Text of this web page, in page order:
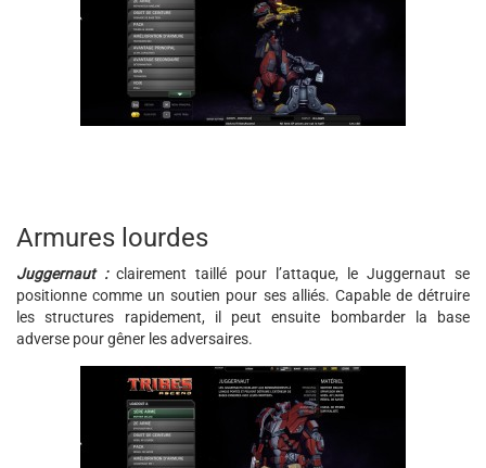
Armures lourdes
Juggernaut :clairement taillé pour l’attaque, le Juggernaut se
positionne comme un soutien pour ses alliés. Capable de détruire
les structures rapidement, il peut ensuite bombarder la base
adverse pour gêner les adversaires.